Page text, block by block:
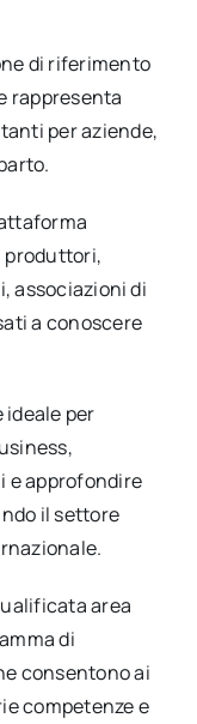
di riferimento
rappresenta
per aziende,
produttori,
associazioni di
a conoscere
ideale per
e approfondire
il settore
area
di
consentono ai
competenze e